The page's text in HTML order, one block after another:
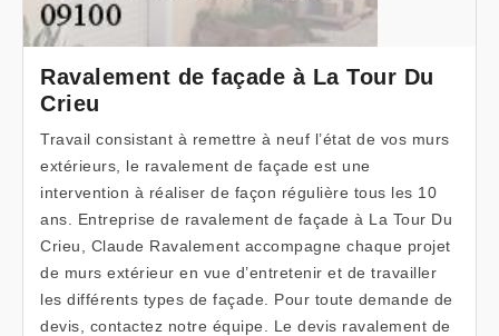
Ravalement de façade à La Tour Du
Crieu
Travail consistant à remettre à neuf l’état de vos murs
extérieurs, le ravalement de façade est une
intervention à réaliser de façon régulière tous les 10
ans. Entreprise de ravalement de façade à La Tour Du
Crieu, Claude Ravalement accompagne chaque projet
de murs extérieur en vue d’entretenir et de travailler
les différents types de façade. Pour toute demande de
devis, contactez notre équipe. Le devis ravalement de